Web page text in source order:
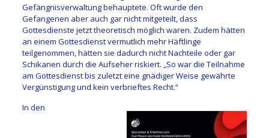
Gefängnisverwaltung behauptete. Oft wurde den
Gefangenen aber auch gar nicht mitgeteilt, dass
Gottesdienste jetzt theoretisch möglich waren. Zudem hätten
an einem Gottesdienst vermutlich mehr Häftlinge
teilgenommen, hätten sie dadurch nicht Nachteile oder gar
Schikanen durch die Aufseher riskiert. „So war die Teilnahme
am Gottesdienst bis zuletzt eine gnädiger Weise gewährte
Vergünstigung und kein verbrieftes Recht.“
In den